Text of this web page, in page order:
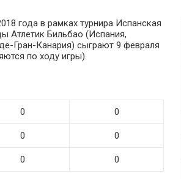
года в рамках турнира Испанская
Атлетик Бильбао (Испания,
Гран-Канария) сыграют 9 февраля
по ходу игры).
0 0
0 0
0 0